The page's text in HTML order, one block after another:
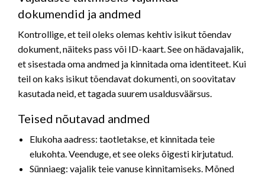
dokumendid ja andmed
Kontrollige, et teil oleks olemas kehtiv isikut tõendav
dokument, näiteks pass või ID-kaart. See on hädavajalik,
et sisestada oma andmed ja kinnitada oma identiteet. Kui
teil on kaks isikut tõendavat dokumenti, on soovitatav
kasutada neid, et tagada suurem usaldusväärsus.
Teised nõutavad andmed
Elukoha aadress: taotletakse, et kinnitada teie
elukohta. Veenduge, et see oleks õigesti kirjutatud.
Sünniaeg: vajalik teie vanuse kinnitamiseks. Mõned